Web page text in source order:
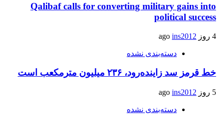
Qalibaf calls for converting military gains into
political success
4 روز ago ins2012
دسته‌بندی نشده
خط قرمز سد زاینده‌رود، ۲۳۶ میلیون مترمکعب است
5 روز ago ins2012
دسته‌بندی نشده